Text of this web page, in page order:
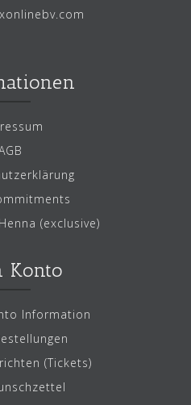
(exclusive)
Konto
Information
(Tickets)